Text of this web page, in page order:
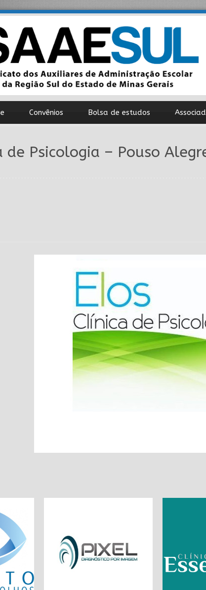
Convênios Bolsa de estudos
de Psicologia – Pouso